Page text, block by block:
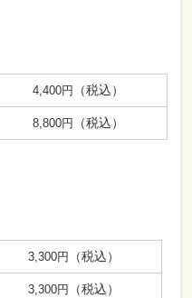
4,400円 （税込）
8,800円 （税込）
3,300円 （税込）
3,300円 （税込）